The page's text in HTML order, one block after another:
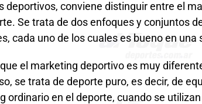
deportivos, conviene distinguir entre el
Se trata de dos enfoques y conjuntos
cada uno de los cuales es bueno en una
el marketing deportivo es muy
se trata de deporte puro, es decir, de
ordinario en el deporte, cuando se